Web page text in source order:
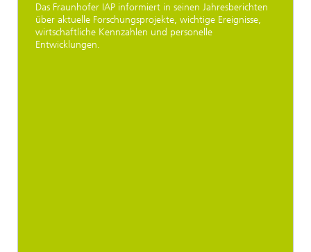
Das Fraunhofer IAP informiert in seinen Jahresberichten
über aktuelle Forschungsprojekte, wichtige Ereignisse,
wirtschaftliche Kennzahlen und personelle
Entwicklungen.